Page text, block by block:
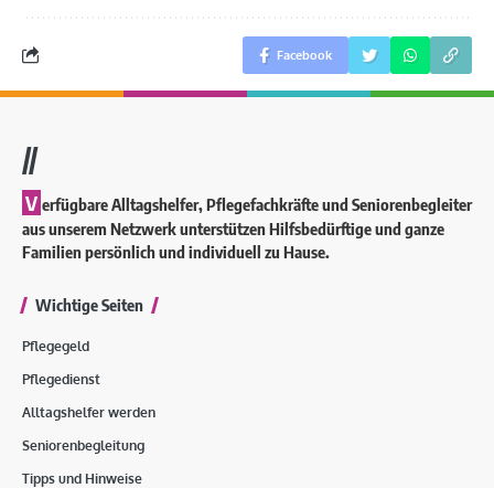
Facebook
//
V erfügbare Alltagshelfer, Pflegefachkräfte und Seniorenbegleiter
aus unserem Netzwerk unterstützen Hilfsbedürftige und ganze
Familien persönlich und individuell zu Hause.
Wichtige Seiten
Pflegegeld
Pflegedienst
Alltagshelfer werden
Seniorenbegleitung
Tipps und Hinweise